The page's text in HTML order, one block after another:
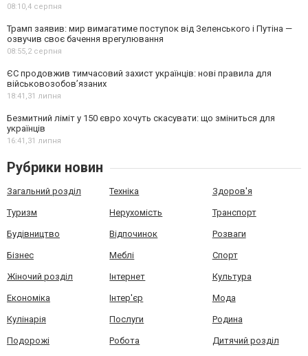
08:10,4 серпня
Трамп заявив: мир вимагатиме поступок від Зеленського і Путіна —
озвучив своє бачення врегулювання
08:55,2 серпня
ЄС продовжив тимчасовий захист українців: нові правила для
військовозобов’язаних
18:41,31 липня
Безмитний ліміт у 150 євро хочуть скасувати: що зміниться для
українців
16:41,31 липня
Рубрики новин
Загальний розділ Техніка Здоров'я
Туризм Нерухомість Транспорт
Будівництво Відпочинок Розваги
Бізнес Меблі Спорт
Жіночий розділ Інтернет Культура
Економіка Інтер'єр Мода
Кулінарія Послуги Родина
Подорожі Робота Дитячий розділ